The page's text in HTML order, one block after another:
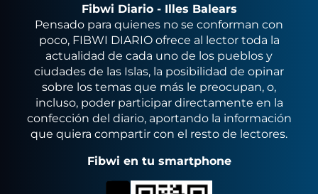
Fibwi Diario - Illes Balears
Pensado para quienes no se conforman con
poco, FIBWI DIARIO ofrece al lector toda la
actualidad de cada uno de los pueblos y
ciudades de las Islas, la posibilidad de opinar
sobre los temas que más le preocupan, o,
incluso, poder participar directamente en la
confección del diario, aportando la información
que quiera compartir con el resto de lectores.
Fibwi en tu smartphone